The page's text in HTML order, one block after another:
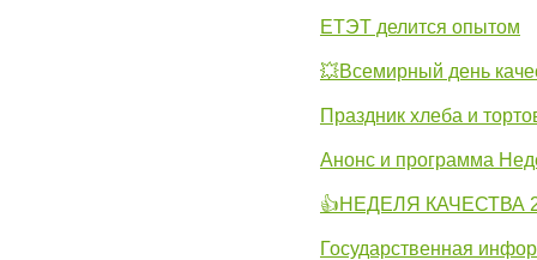
ЕТЭТ делится опытом
💥Всемирный день
Праздник хлеба и
Анонс и программа
👍НЕДЕЛЯ КАЧЕСТВА
Государственная